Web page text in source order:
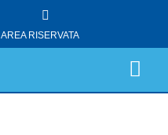
AREA RISERVATA